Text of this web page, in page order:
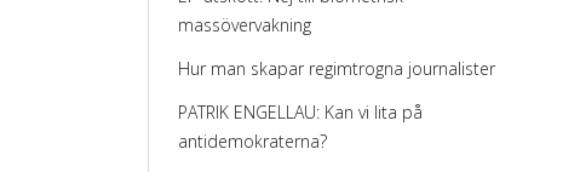
massövervakning
Hur man skapar regimtrogna journalister
PATRIK ENGELLAU: Kan vi lita på
antidemokraterna?